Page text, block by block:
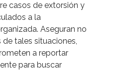
casos de extorsión y
a la
Aseguran no
tales situaciones,
a reportar
para buscar